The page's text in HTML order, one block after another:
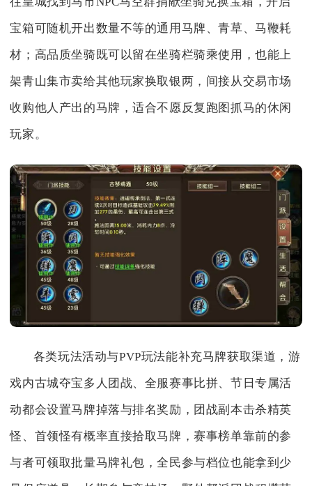
宝箱可随机开出数量不等的通用马牌、青草、马鞭耗
材；高品质坐骑既可以留在坐骑栏骑乘使用，也能上
架青山集市卖给其他玩家换取银两，间接从交易市场
收购他人产出的马牌，适合不愿反复跑图抓马的休闲
玩家。
各类玩法活动与PVP玩法能补充马牌获取渠道，游
戏内古城夺宝多人团战、全服赛事比拼、节日专属活
动都会设置马牌掉落与排名奖励，团战副本击杀精英
怪、首领怪有概率直接拾取马牌，赛事榜单靠前的参
与者可领取批量马牌礼包，全民参与档位也能拿到少